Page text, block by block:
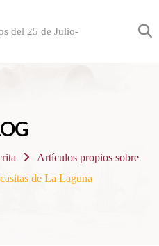
Artículos propios sobre
de La Laguna